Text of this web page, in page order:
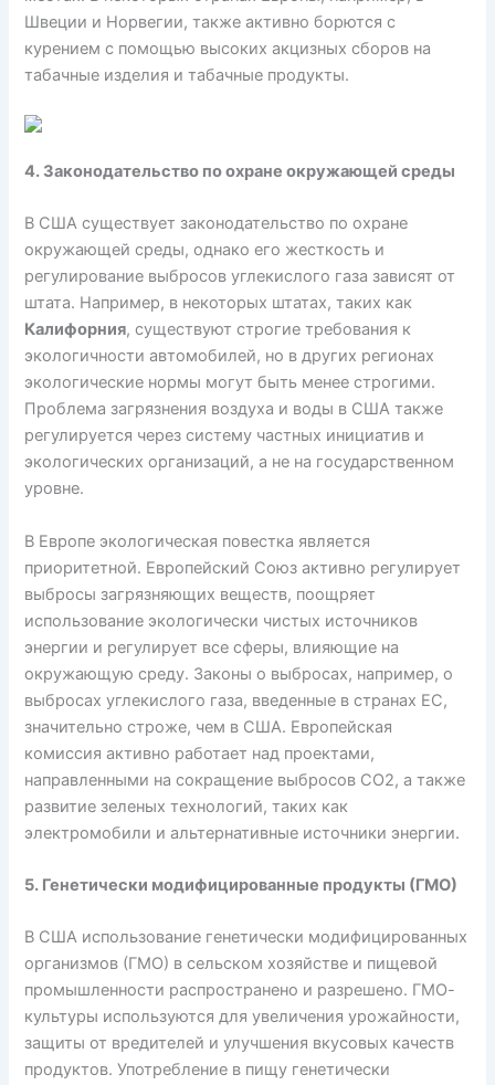
Швеции и Норвегии, также активно борются с
курением с помощью высоких акцизных сборов на
табачные изделия и табачные продукты.
4. Законодательство по охране окружающей среды
В США существует законодательство по охране
окружающей среды, однако его жесткость и
регулирование выбросов углекислого газа зависят от
штата. Например, в некоторых штатах, таких как
Калифорния, существуют строгие требования к
экологичности автомобилей, но в других регионах
экологические нормы могут быть менее строгими.
Проблема загрязнения воздуха и воды в США также
регулируется через систему частных инициатив и
экологических организаций, а не на государственном
уровне.
В Европе экологическая повестка является
приоритетной. Европейский Союз активно регулирует
выбросы загрязняющих веществ, поощряет
использование экологически чистых источников
энергии и регулирует все сферы, влияющие на
окружающую среду. Законы о выбросах, например, о
выбросах углекислого газа, введенные в странах ЕС,
значительно строже, чем в США. Европейская
комиссия активно работает над проектами,
направленными на сокращение выбросов CO2, а также
развитие зеленых технологий, таких как
электромобили и альтернативные источники энергии.
5. Генетически модифицированные продукты (ГМО)
В США использование генетически модифицированных
организмов (ГМО) в сельском хозяйстве и пищевой
промышленности распространено и разрешено. ГМО-
культуры используются для увеличения урожайности,
защиты от вредителей и улучшения вкусовых качеств
продуктов. Употребление в пищу генетически